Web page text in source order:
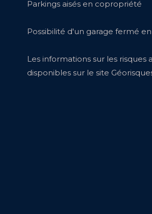
Parkings aisés en copropriété
Possibilité d'un garage fermé en
Les informations sur les
disponibles sur le site